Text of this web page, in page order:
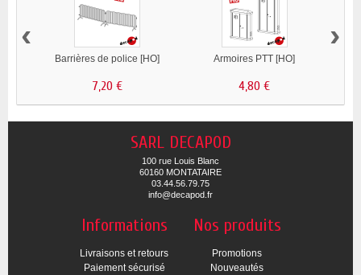
Barrières de police [HO]
7,20 €
Armoires PTT [HO]
4,80 €
‹ ›
SARL DECAPOD
100 rue Louis Blanc
60160 MONTATAIRE
03.44.56.79.75
info@decapod.fr
Informations
Livraisons et retours
Paiement sécurisé
Nos produits
Promotions
Nouveautés